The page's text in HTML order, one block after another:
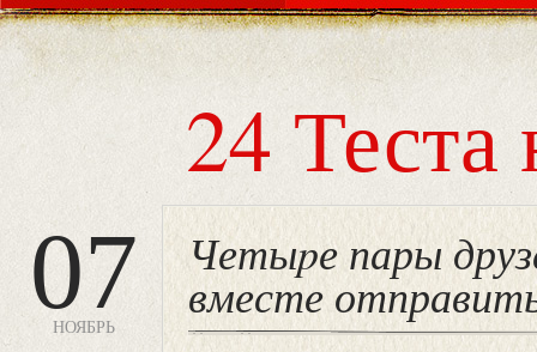
24 Теста
07
НОЯБРЬ
Четыpе пары
вместе